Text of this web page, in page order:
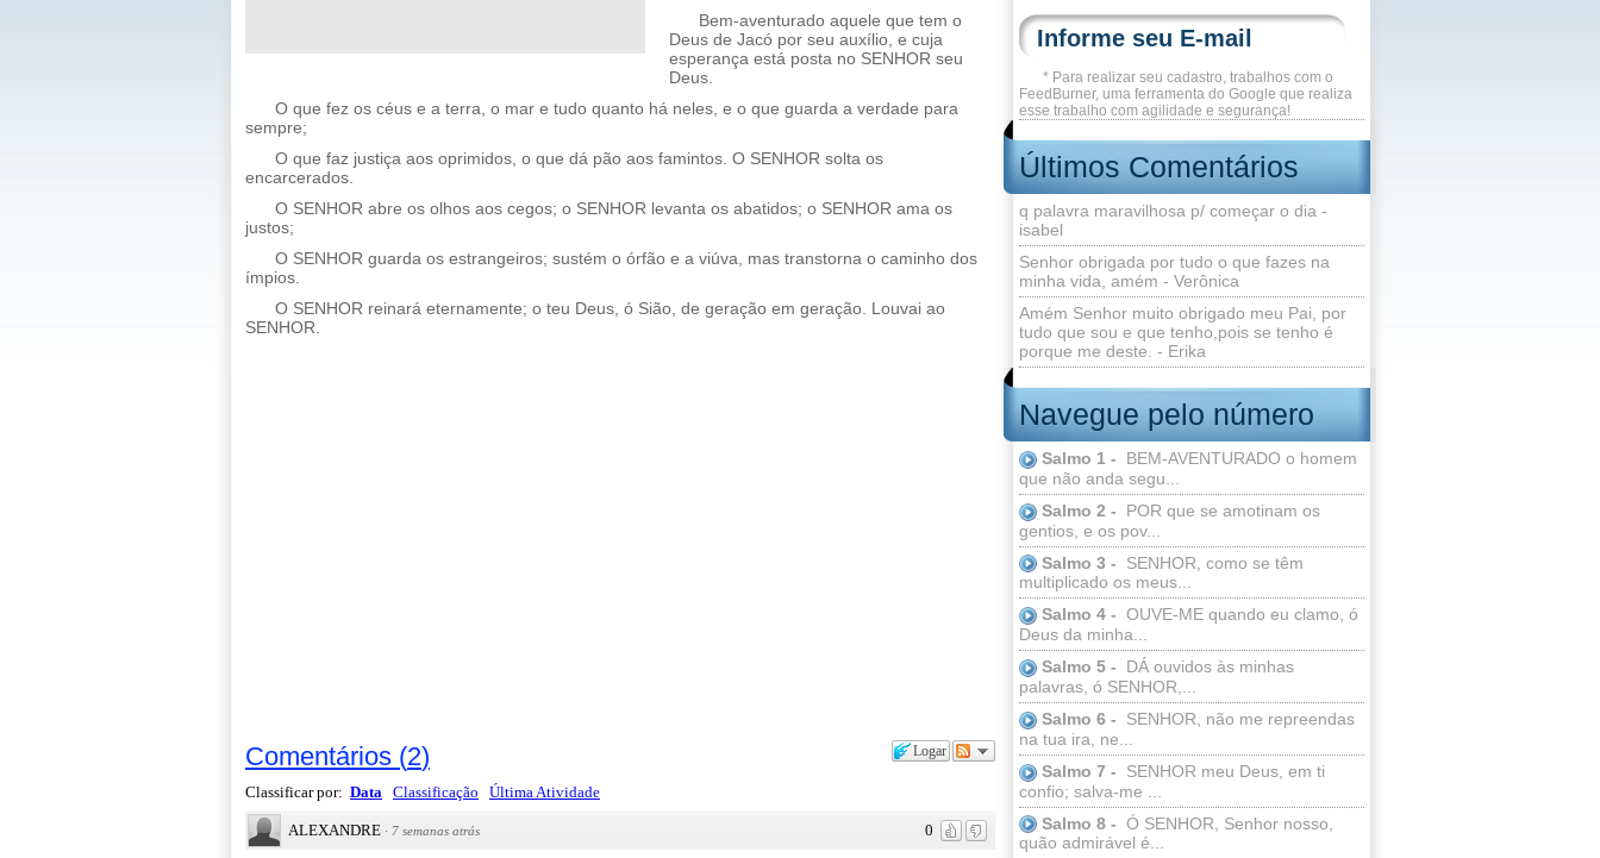
* Para realizar seu cadastro, trabalhos com o
FeedBurner, uma ferramenta do Google que realiza
esse trabalho com agilidade e segurança!
Últimos Comentários
q palavra maravilhosa p/ começar o dia -
isabel
Senhor obrigada por tudo o que fazes na
minha vida, amém - Verônica
Amém Senhor muito obrigado meu Pai, por
tudo que sou e que tenho,pois se tenho é
porque me deste. - Erika
Navegue pelo número
Salmo 1 -
BEM-AVENTURADO o homem
que não anda segu...
Salmo 2 -
POR que se amotinam os
gentios, e os pov...
Salmo 3 -
SENHOR, como se têm
multiplicado os meus...
Salmo 4 - OUVE-ME quando eu clamo, ó
Deus da minha...
Salmo 5 -
DÁ ouvidos às minhas
palavras, ó SENHOR,...
Salmo 6 -
SENHOR, não me repreendas
na tua ira, ne...
Salmo 7 -
SENHOR meu Deus, em ti
confio; salva-me ...
Salmo 8 - Ó SENHOR, Senhor nosso,
quão admirável é...
Bem-aventurado aquele que tem o
Deus de Jacó por seu auxílio, e cuja
esperança está posta no SENHOR seu
Deus.
O que fez os céus e a terra, o mar e tudo quanto há neles, e o que guarda a verdade para
sempre;
O que faz justiça aos oprimidos, o que dá pão aos famintos. O SENHOR solta os
encarcerados.
O SENHOR abre os olhos aos cegos; o SENHOR levanta os abatidos; o SENHOR ama os
justos;
O SENHOR guarda os estrangeiros; sustém o órfão e a viúva, mas transtorna o caminho dos
ímpios.
O SENHOR reinará eternamente; o teu Deus, ó Sião, de geração em geração. Louvai ao
SENHOR.
Logar
Comentários (2)
Classificar por: Data Classificação Última Atividade
0
ALEXANDRE · 7 semanas atrás